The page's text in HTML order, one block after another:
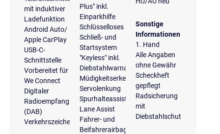
mit induktiver
Ladefunktion
Android Auto/
Apple CarPlay
USB-C-
Schnittstelle
Vorbereitet für
We Connect
Digitaler
Radioempfang
(DAB)
Verkehrszeichenerkennung
Plus" inkl.
Einparkhilfe
Schlüsselloses
Schließ- und
Startsystem
"Keyless" inkl.
Diebstahlwarnanlage
Müdigkeitserkennung
Servolenkung
Spurhalteassistent
Lane Assist
Fahrer- und
Beifahrerairbag
Sonstige
Informationen
1. Hand
Alle Angaben
ohne Gewähr
Scheckheft
gepflegt
Radsicherung
mit
Diebstahlschutz